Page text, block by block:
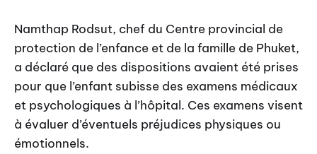
Namthap Rodsut, chef du Centre provincial de
protection de l’enfance et de la famille de Phuket,
a déclaré que des dispositions avaient été prises
pour que l’enfant subisse des examens médicaux
et psychologiques à l’hôpital. Ces examens visent
à évaluer d’éventuels préjudices physiques ou
émotionnels.